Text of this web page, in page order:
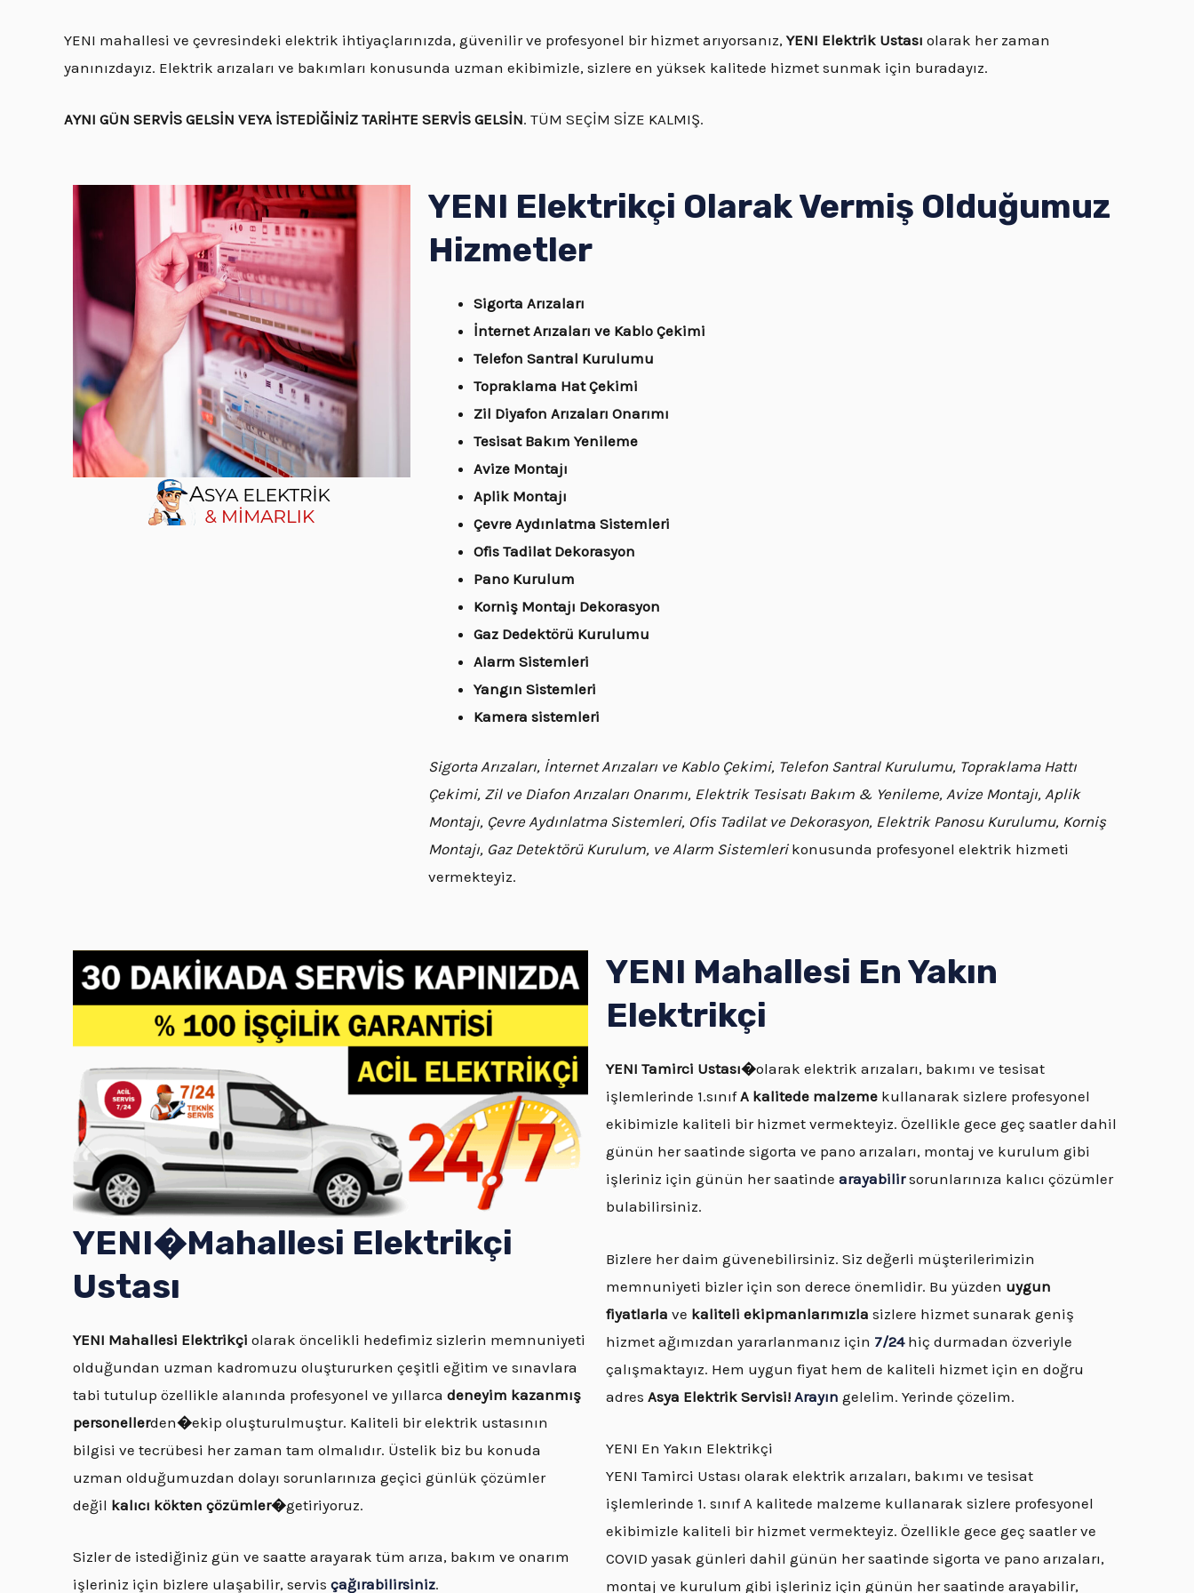
YENI mahallesi ve çevresindeki elektrik ihtiyaçlarınızda, güvenilir ve profesyonel bir hizmet arıyorsanız,YENI Elektrik Ustası olarak her zaman
yanınızdayız. Elektrik arızaları ve bakımları konusunda uzman ekibimizle, sizlere en yüksek kalitede hizmet sunmak için buradayız.
AYNI GÜN SERVİS GELSİN VEYA İSTEDİĞİNİZ TARİHTE SERVİS GELSİN. TÜM SEÇİM SİZE KALMIŞ.
YENI Elektrikçi Olarak Vermiş Olduğumuz
Hizmetler
Sigorta Arızaları
İnternet Arızaları ve Kablo Çekimi
Telefon Santral Kurulumu
Topraklama Hat Çekimi
Zil Diyafon Arızaları Onarımı
Tesisat Bakım Yenileme
Avize Montajı
Aplik Montajı
Çevre Aydınlatma Sistemleri
Ofis Tadilat Dekorasyon
Pano Kurulum
Korniş Montajı Dekorasyon
Gaz Dedektörü Kurulumu
Alarm Sistemleri
Yangın Sistemleri
Kamera sistemleri
Sigorta Arızaları, İnternet Arızaları ve Kablo Çekimi, Telefon Santral Kurulumu, Topraklama Hattı
Çekimi, Zil ve Diafon Arızaları Onarımı, Elektrik Tesisatı Bakım & Yenileme, Avize Montajı, Aplik
Montajı, Çevre Aydınlatma Sistemleri, Ofis Tadilat ve Dekorasyon, Elektrik Panosu Kurulumu, Korniş
Montajı, Gaz Detektörü Kurulum, ve Alarm Sistemlerikonusunda profesyonel elektrik hizmeti
vermekteyiz.
YENI�Mahallesi Elektrikçi
Ustası
YENI Mahallesi Elektrikçi olarak öncelikli hedefimiz sizlerin memnuniyeti
olduğundan uzman kadromuzu oluştururken çeşitli eğitim ve sınavlara
tabi tutulup özellikle alanında profesyonel ve yıllarca deneyim kazanmış
personellerden�ekip oluşturulmuştur. Kaliteli bir elektrik ustasının
bilgisi ve tecrübesi her zaman tam olmalıdır. Üstelik biz bu konuda
uzman olduğumuzdan dolayı sorunlarınıza geçici günlük çözümler
değil kalıcı kökten çözümler�getiriyoruz.
Sizler de istediğiniz gün ve saatte arayarak tüm arıza, bakım ve onarım
işleriniz için bizlere ulaşabilir, servis çağırabilirsiniz.
YENI Mahallesi En Yakın
Elektrikçi
YENI Tamirci Ustası�olarak elektrik arızaları, bakımı ve tesisat
işlemlerinde 1.sınıfA kalitede malzeme kullanarak sizlere profesyonel
ekibimizle kaliteli bir hizmet vermekteyiz. Özellikle gece geç saatler dahil
günün her saatinde sigorta ve pano arızaları, montaj ve kurulum gibi
işleriniz için günün her saatinde arayabilirsorunlarınıza kalıcı çözümler
bulabilirsiniz.
Bizlere her daim güvenebilirsiniz. Siz değerli müşterilerimizin
memnuniyeti bizler için son derece önemlidir. Bu yüzden uygun
fiyatlarla ve kaliteli ekipmanlarımızla sizlere hizmet sunarak geniş
hizmet ağımızdan yararlanmanız için 7/24hiç durmadan özveriyle
çalışmaktayız. Hem uygun fiyat hem de kaliteli hizmet için en doğru
adres Asya Elektrik Servisi! Arayın gelelim. Yerinde çözelim.
YENI En Yakın Elektrikçi
YENI Tamirci Ustası olarak elektrik arızaları, bakımı ve tesisat
işlemlerinde 1. sınıf A kalitede malzeme kullanarak sizlere profesyonel
ekibimizle kaliteli bir hizmet vermekteyiz. Özellikle gece geç saatler ve
COVID yasak günleri dahil günün her saatinde sigorta ve pano arızaları,
montaj ve kurulum gibi işleriniz için günün her saatinde arayabilir,